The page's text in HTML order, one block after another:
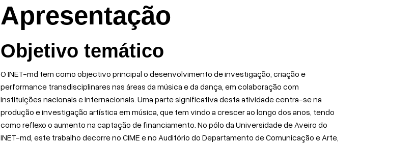
Apresentação
Objetivo temático
O INET-md tem como objectivo principal o desenvolvimento de investigação, criação e
performance transdisciplinares nas áreas da música e da dança, em colaboração com
instituições nacionais e internacionais. Uma parte significativa desta atividade centra-se na
produção e investigação artística em música, que tem vindo a crescer ao longo dos anos, tendo
como reflexo o aumento na captação de financiamento. No pólo da Universidade de Aveiro do
INET-md, este trabalho decorre no CIME e no Auditório do Departamento de Comunicação e Arte,